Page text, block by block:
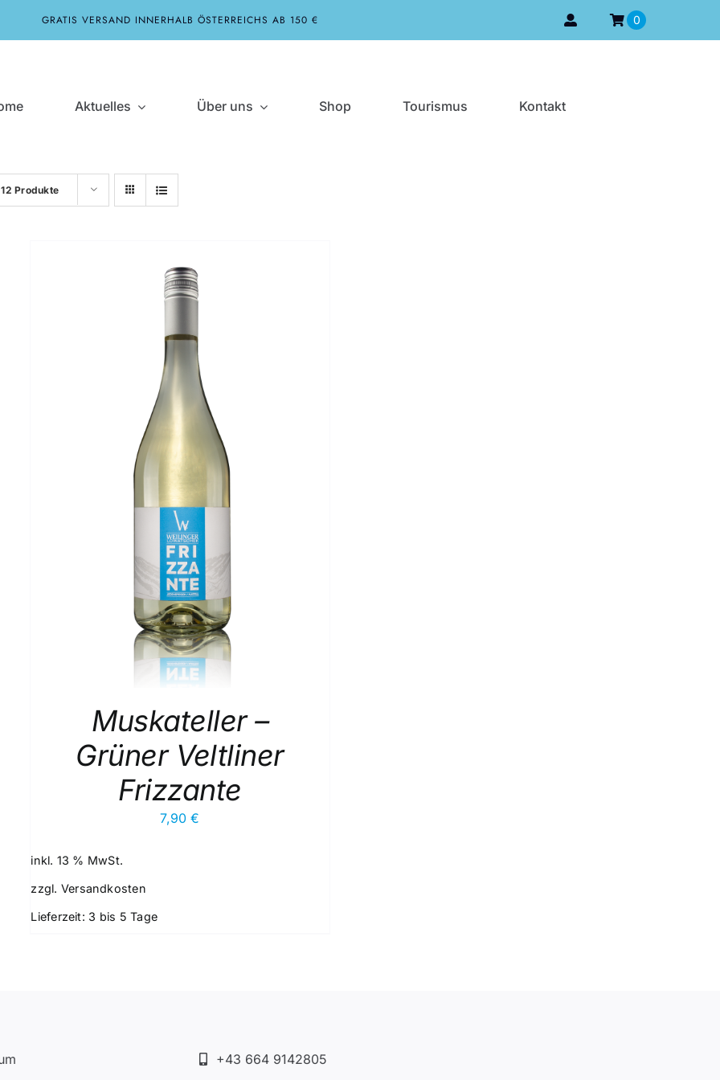
GRATIS VERSAND INNERHALB ÖSTERREICHS AB 150 € 0
Aktuelles Über uns Shop Tourismus Kontakt
12 Produkte
Muskateller –
Grüner Veltliner
Frizzante
7,90€
inkl. 13 % MwSt.
zzgl. Versandkosten
Lieferzeit: 3 bis 5 Tage
+43 664 9142805